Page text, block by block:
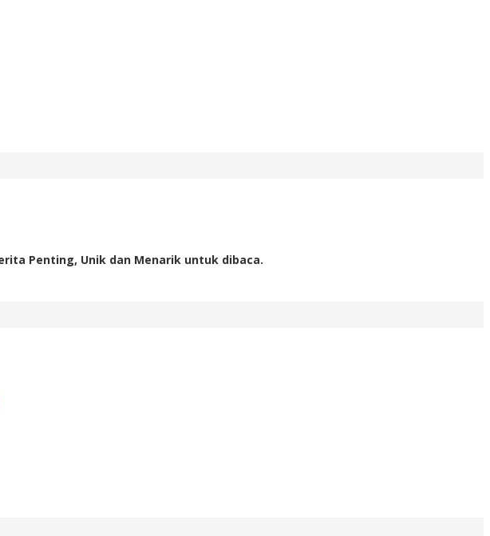
Penting, Unik dan Menarik untuk dibaca.